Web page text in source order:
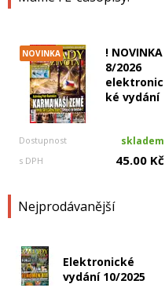
NOVINKA
! NOVINKA
8/2026
elektronic
ké vydání
Dostupnost skladem
s DPH 45.00 Kč
Nejprodávanější
Elektronické
vydání 10/2025